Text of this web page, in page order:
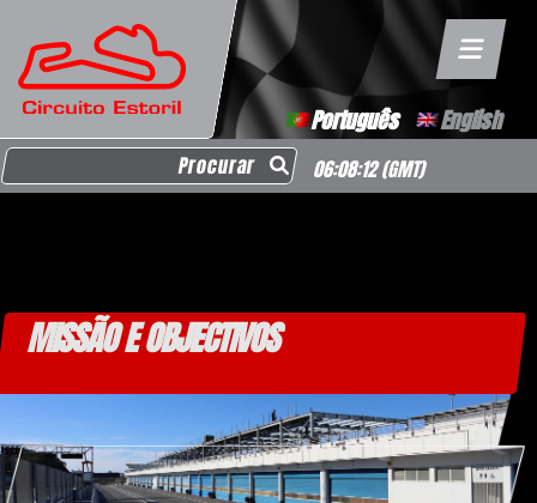
Português English
Search for: 06:08:12(GMT)
MISSÃO E OBJECTIVOS